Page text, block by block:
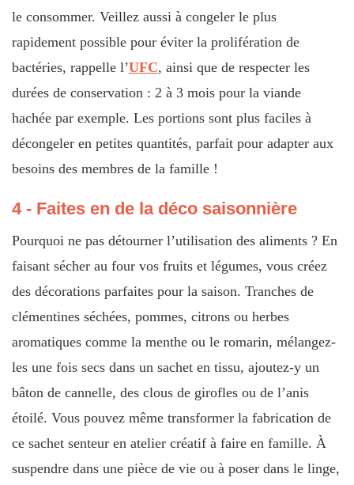
le consommer. Veillez aussi à congeler le plus
rapidement possible pour éviter la prolifération de
bactéries, rappelle l’UFC, ainsi que de respecter les
durées de conservation : 2 à 3 mois pour la viande
hachée par exemple. Les portions sont plus faciles à
décongeler en petites quantités, parfait pour adapter aux
besoins des membres de la famille !
4 - Faites en de la déco saisonnière
Pourquoi ne pas détourner l’utilisation des aliments ? En
faisant sécher au four vos fruits et légumes, vous créez
des décorations parfaites pour la saison. Tranches de
clémentines séchées, pommes, citrons ou herbes
aromatiques comme la menthe ou le romarin, mélangez-
les une fois secs dans un sachet en tissu, ajoutez-y un
bâton de cannelle, des clous de girofles ou de l’anis
étoilé. Vous pouvez même transformer la fabrication de
ce sachet senteur en atelier créatif à faire en famille. À
suspendre dans une pièce de vie ou à poser dans le linge,